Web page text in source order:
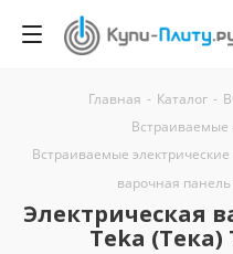
Главная - Каталог -
Встраиваемые
варочная панель
Электрическая
Teka (Тека)